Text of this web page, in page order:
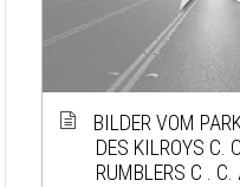
BILDER VOM
DES KILROYS C.
RUMBLERS C .